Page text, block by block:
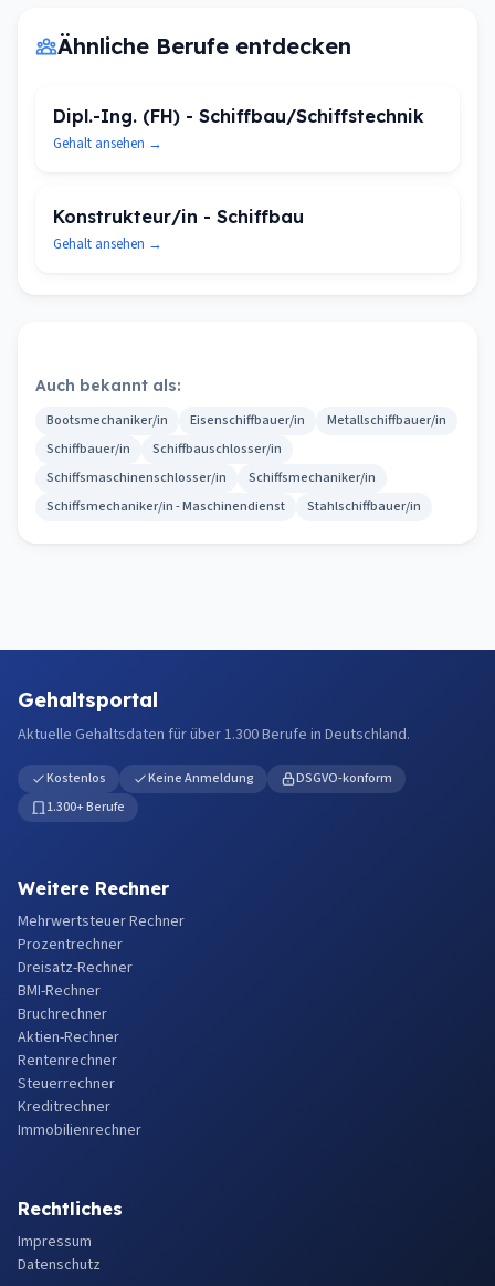
Ähnliche Berufe entdecken
Dipl.-Ing. (FH) - Schiffbau/Schiffstechnik
Gehalt ansehen →
Konstrukteur/in - Schiffbau
Gehalt ansehen →
Auch bekannt als:
Bootsmechaniker/in Eisenschiffbauer/in
Metallschiffbauer/in
Schiffbauer/in
Schiffbauschlosser/in
Schiffsmaschinenschlosser/in
Schiffsmechaniker/in
Schiffsmechaniker/in - Maschinendienst
Stahlschiffbauer/in
Gehaltsportal
Aktuelle Gehaltsdaten für über 1.300 Berufe in Deutschland.
Kostenlos Keine Anmeldung
DSGVO-konform
1.300+ Berufe
Weitere Rechner
Mehrwertsteuer Rechner
Prozentrechner
Dreisatz-Rechner
BMI-Rechner
Bruchrechner
Aktien-Rechner
Rentenrechner
Steuerrechner
Kreditrechner
Immobilienrechner
Rechtliches
Impressum
Datenschutz